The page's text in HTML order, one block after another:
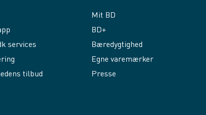
services
tilbud
Mit BD
BD+
Bæredygtighed
Egne varemærker
Presse